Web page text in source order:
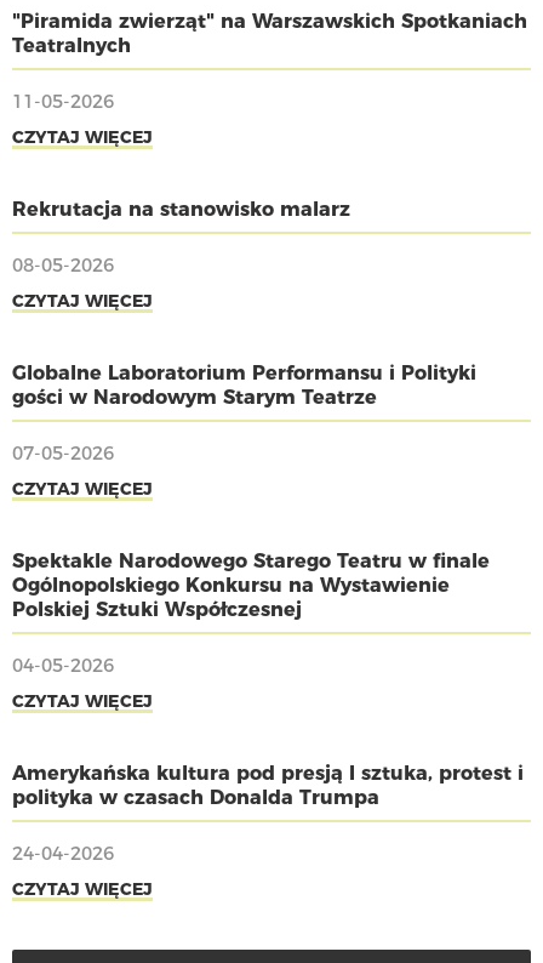
"Piramida zwierząt" na Warszawskich Spotkaniach
Teatralnych
11-05-2026
CZYTAJ WIĘCEJ
Rekrutacja na stanowisko malarz
08-05-2026
CZYTAJ WIĘCEJ
Globalne Laboratorium Performansu i Polityki
gości w Narodowym Starym Teatrze
07-05-2026
CZYTAJ WIĘCEJ
Spektakle Narodowego Starego Teatru w finale
Ogólnopolskiego Konkursu na Wystawienie
Polskiej Sztuki Współczesnej
04-05-2026
CZYTAJ WIĘCEJ
Amerykańska kultura pod presją I sztuka, protest i
polityka w czasach Donalda Trumpa
24-04-2026
CZYTAJ WIĘCEJ